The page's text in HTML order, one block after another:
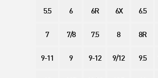
5.5 6 6R 6X 6.5
7 7/8 7.5 8 8R
9-11 9 9-12 9/12 9.5